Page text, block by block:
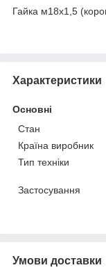
Гайка м18х1,5
Характеристики
Основні
Стан
Країна виробник
Тип техніки
Застосування
Умови доставки